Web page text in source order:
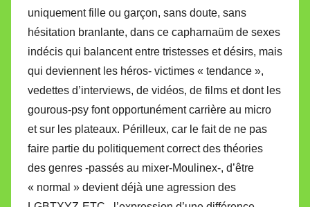
uniquement fille ou garçon, sans doute, sans
hésitation branlante, dans ce capharnaüm de sexes
indécis qui balancent entre tristesses et désirs, mais
qui deviennent les héros- victimes « tendance »,
vedettes d’interviews, de vidéos, de films et dont les
gourous-psy font opportunément carrière au micro
et sur les plateaux. Périlleux, car le fait de ne pas
faire partie du politiquement correct des théories
des genres -passés au mixer-Moulinex-, d’être
« normal » devient déjà une agression des